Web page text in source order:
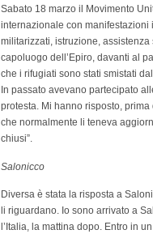
Sabato 18 marzo il Movimento
internazionale con manifestazioni
militarizzati, istruzione,
capoluogo dell’Epiro, davanti al
che i rifugiati sono stati smistati
In passato avevano partecipato
protesta. Mi hanno risposto,
che normalmente li teneva
chiusi”.
Salonicco
Diversa è stata la risposta a
li riguardano. Io sono arrivato a
l’Italia, la mattina dopo. Entro in